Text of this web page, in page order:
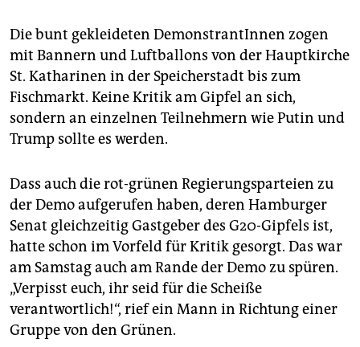
Die bunt gekleideten DemonstrantInnen zogen
mit Bannern und Luftballons von der Hauptkirche
St. Katharinen in der Speicherstadt bis zum
Fischmarkt. Keine Kritik am Gipfel an sich,
sondern an einzelnen Teilnehmern wie Putin und
Trump sollte es werden.
Dass auch die rot-grünen Regierungsparteien zu
der Demo aufgerufen haben, deren Hamburger
Senat gleichzeitig Gastgeber des G20-Gipfels ist,
hatte schon im Vorfeld für Kritik gesorgt. Das war
am Samstag auch am Rande der Demo zu spüren.
„Verpisst euch, ihr seid für die Scheiße
verantwortlich!“, rief ein Mann in Richtung einer
Gruppe von den Grünen.